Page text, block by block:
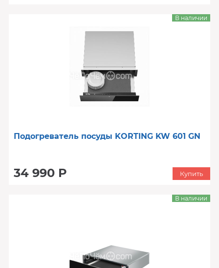
Подогреватель посуды KORTING KW 601 GN
34 990 Р
В наличии
Купить
В наличии